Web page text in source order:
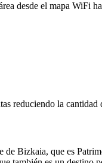
desde el mapa WiFi
reduciendo la
de Bizkaia, que es